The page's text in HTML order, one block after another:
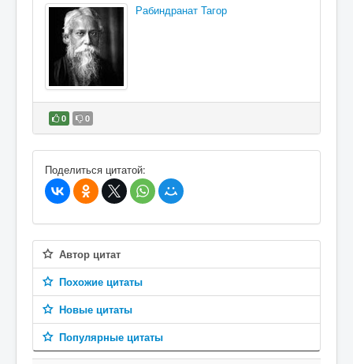
Рабиндранат Тагор
0 0
В избранное
Поделиться цитатой:
Автор цитат
Похожие цитаты
Новые цитаты
Популярные цитаты